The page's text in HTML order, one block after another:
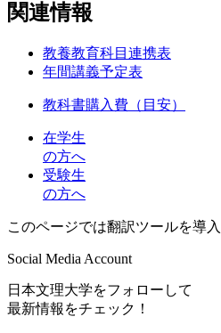
関連情報
教養教育科目連携表
年間講義予定表
教科書購入費（目安）
在学生
の方へ
受験生
の方へ
このページでは翻訳ツールを導入
Social Media Account
日本文理大学をフォローして
最新情報をチェック！